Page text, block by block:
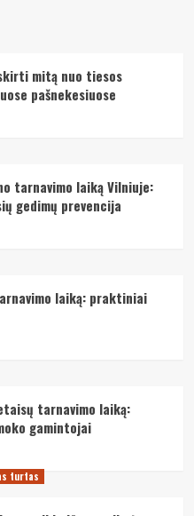
mitą nuo tiesos
pašnekesiuose
tarnavimo laiką Vilniuje:
gedimų prevencija
laiką: praktiniai
tarnavimo laiką:
gamintojai
turtas